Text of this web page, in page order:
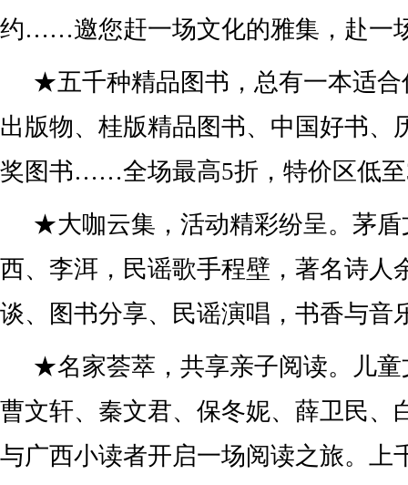
约……邀您赶一场文化的雅集，赴一
★五千种精品图书，总有一本适合
出版物、桂版精品图书、中国好书、
奖图书……全场最高5折，特价区低
★大咖云集，活动精彩纷呈。茅盾
西、李洱，民谣歌手程壁，著名诗人
谈、图书分享、民谣演唱，书香与音
★名家荟萃，共享亲子阅读。儿童
曹文轩、秦文君、保冬妮、薛卫民、
与广西小读者开启一场阅读之旅。上